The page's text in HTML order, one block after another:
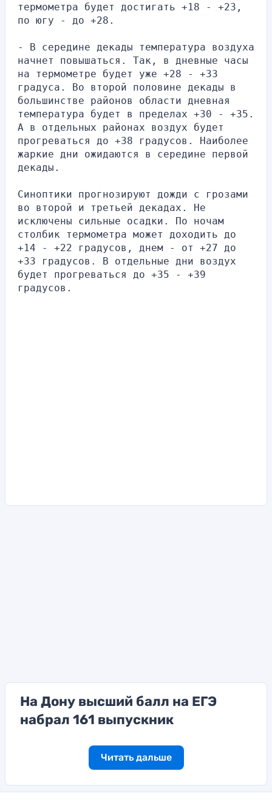
термометра будет достигать +18 - +23,
по югу - до +28.
- В середине декады температура воздуха
начнет повышаться. Так, в дневные часы
на термометре будет уже +28 - +33
градуса. Во второй половине декады в
большинстве районов области дневная
температура будет в пределах +30 - +35.
А в отдельных районах воздух будет
прогреваться до +38 градусов. Наиболее
жаркие дни ожидаются в середине первой
декады.
Синоптики прогнозируют дожди с грозами
во второй и третьей декадах. Не
исключены сильные осадки. По ночам
столбик термометра может доходить до
+14 - +22 градусов, днем - от +27 до
+33 градусов. В отдельные дни воздух
будет прогреваться до +35 - +39
градусов.
На Дону высший балл на ЕГЭ
набрал 161 выпускник
Читать дальше